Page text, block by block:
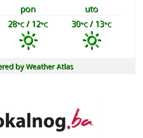
pon
uto
28°C/ 12°C 30°C/ 13°C
byWeather Atlas